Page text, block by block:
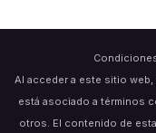
Al acceder a este sitio
está asociado a términos
otros. El contenido de